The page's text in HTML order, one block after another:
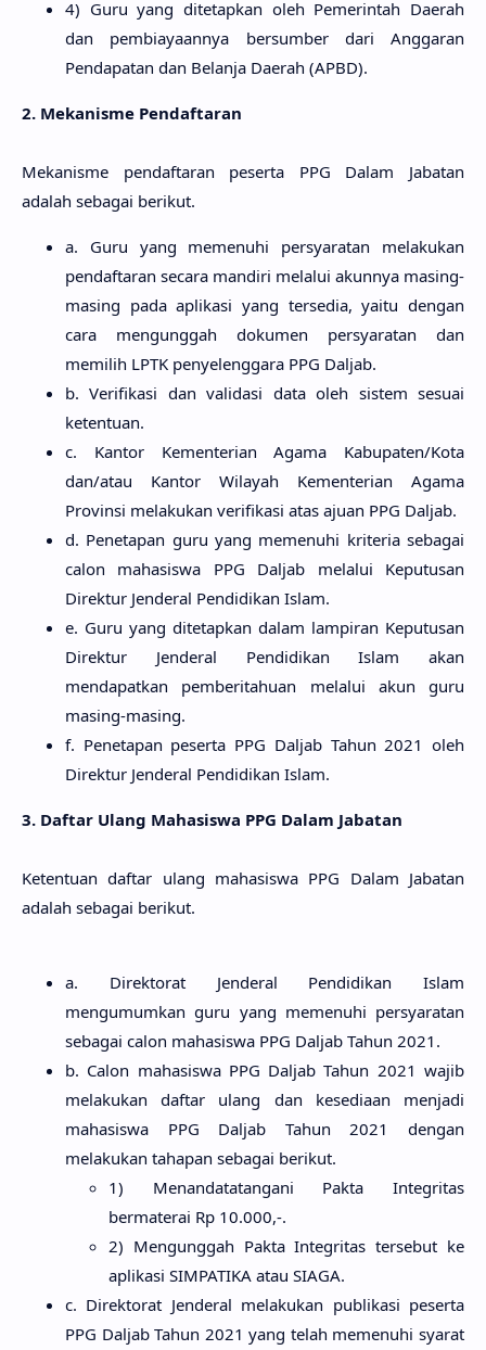
4) Guru yang ditetapkan oleh Pemerintah Daerah
dan pembiayaannya bersumber dari Anggaran
Pendapatan dan Belanja Daerah (APBD).
2. Mekanisme Pendaftaran
Mekanisme pendaftaran peserta PPG Dalam Jabatan
adalah sebagai berikut.
a. Guru yang memenuhi persyaratan melakukan
pendaftaran secara mandiri melalui akunnya masing-
masing pada aplikasi yang tersedia, yaitu dengan
cara mengunggah dokumen persyaratan dan
memilih LPTK penyelenggara PPG Daljab.
b. Verifikasi dan validasi data oleh sistem sesuai
ketentuan.
c. Kantor Kementerian Agama Kabupaten/Kota
dan/atau Kantor Wilayah Kementerian Agama
Provinsi melakukan verifikasi atas ajuan PPG Daljab.
d. Penetapan guru yang memenuhi kriteria sebagai
calon mahasiswa PPG Daljab melalui Keputusan
Direktur Jenderal Pendidikan Islam.
e. Guru yang ditetapkan dalam lampiran Keputusan
Direktur Jenderal Pendidikan Islam akan
mendapatkan pemberitahuan melalui akun guru
masing-masing.
f. Penetapan peserta PPG Daljab Tahun 2021 oleh
Direktur Jenderal Pendidikan Islam.
3. Daftar Ulang Mahasiswa PPG Dalam Jabatan
Ketentuan daftar ulang mahasiswa PPG Dalam Jabatan
adalah sebagai berikut.
a. Direktorat Jenderal Pendidikan Islam
mengumumkan guru yang memenuhi persyaratan
sebagai calon mahasiswa PPG Daljab Tahun 2021.
b. Calon mahasiswa PPG Daljab Tahun 2021 wajib
melakukan daftar ulang dan kesediaan menjadi
mahasiswa PPG Daljab Tahun 2021 dengan
melakukan tahapan sebagai berikut.
1) Menandatatangani Pakta Integritas
bermaterai Rp 10.000,-.
2) Mengunggah Pakta Integritas tersebut ke
aplikasi SIMPATIKA atau SIAGA.
c. Direktorat Jenderal melakukan publikasi peserta
PPG Daljab Tahun 2021 yang telah memenuhi syarat